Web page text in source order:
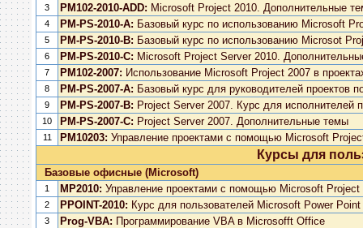
3 PM102-2010-ADD: Microsoft Project 2010. Дополнительные
4 PM-PS-2010-A: Базовый курс по использованию Microsoft
5 PM-PS-2010-B: Базовый курс по использованию Microsot
6 PM-PS-2010-C: Microsoft Project Server 2010.
7 PM102-2007: Использование Microsoft Project 2007 в
8 PM-PS-2007-A: Базовый курс для руководителей проектов
9 PM-PS-2007-B: Project Server 2007. Курс для исполнителей
10 PM-PS-2007-C: Project Server 2007. Дополнительные темы
11 PM10203: Управление проектами с помощью Microsoft
Курсы для
Базовые офисные (Microsoft)
1 MP2010: Управление проектами с помощью Microsoft Project
2 PPOINT-2010: Курс для пользователей Microsoft Power Point
3 Prog-VBA: Программирование VBA в Microsofft Office